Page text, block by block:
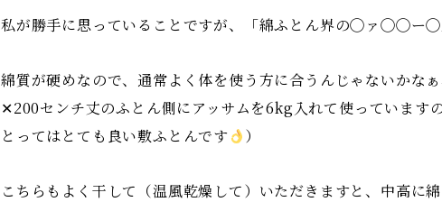
私が勝手に思っていることですが、「綿ふとん界の◯ァ◯◯ー
綿質が硬めなので、通常よく体を使う方に合うんじゃないかな
✕200センチ丈のふとん側にアッサムを6kg入れて使っています
とってはとても良い敷ふとんです
）
こちらもよく干して（温風乾燥して）いただきますと、中高に